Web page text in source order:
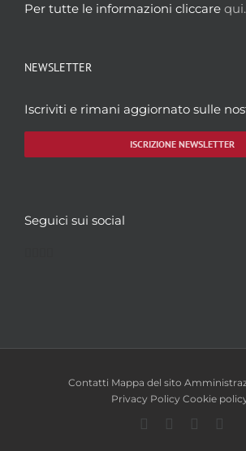
Per tutte le informazioni cliccare qui.
NEWSLETTER
Iscriviti e rimani aggiornato sulle
ISCRIZIONE NEWSLETTER
Seguici sui social
Contatti Mappa del sito
Privacy Policy Cookie
Facebook
TwitterYouTube